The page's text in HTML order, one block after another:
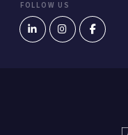
FOLLOW US